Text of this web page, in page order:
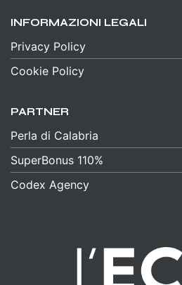
INFORMAZIONI LEGALI
Privacy Policy
Cookie Policy
PARTNER
Perla di Calabria
SuperBonus 110%
Codex Agency